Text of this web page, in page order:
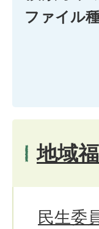
ファイル
地域
民生委